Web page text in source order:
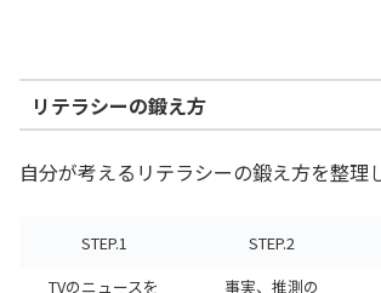
リテラシーの鍛え方
自分が考えるリテラシーの鍛え方を整理
STEP.1 STEP.2
TVのニュースを
事実、推測の